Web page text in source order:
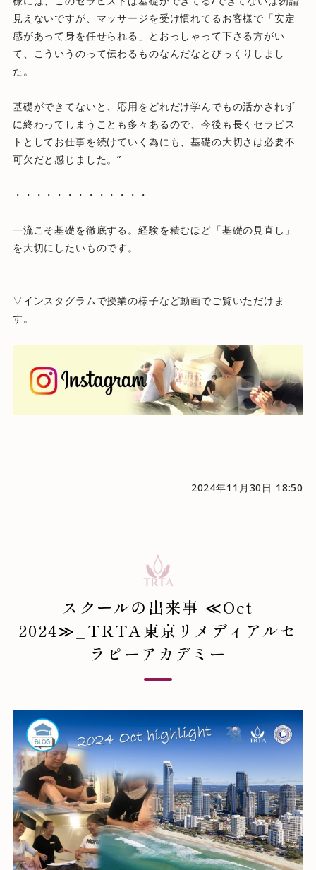
見えないですが、 マッサージを受け慣れてるお客様で「安定
感があって身を任せられる」とおっしゃって下さる方がい
て、 こういうのって伝わるものなんだなとびっくりしまし
た。
基礎ができてないと、 応用をどれだけ学んでもの活かされず
に終わってしまうことも多々 あるので、今後も長くセラピス
トとしてお仕事を続けていく為にも、基礎の大切さは必要不
可欠だと感じました。”
・・・・・・・・・・・・・
一流こそ基礎を徹底する。経験を積むほど「基礎の見直し」
を大切にしたいものです。
▽インスタグラムで授業の様子など動画でご覧いただけま
す。
2024年11月30日 18:50
スクールの出来事 ≪Oct
2024≫_TRTA東京リメディアルセ
ラピーアカデミー